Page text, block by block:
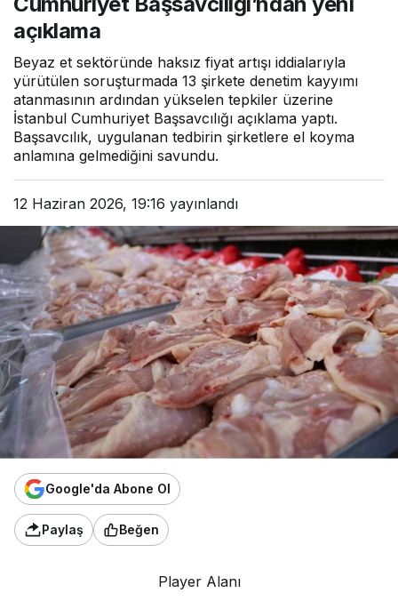
açıklama
Beyaz et sektöründe haksız fiyat artışı iddialarıyla
yürütülen soruşturmada 13 şirkete denetim kayyımı
atanmasının ardından yükselen tepkiler üzerine
İstanbul Cumhuriyet Başsavcılığı açıklama yaptı.
Başsavcılık, uygulanan tedbirin şirketlere el koyma
anlamına gelmediğini savundu.
12 Haziran 2026, 19:16 yayınlandı
Google'da Abone Ol
Paylaş Beğen
Player Alanı